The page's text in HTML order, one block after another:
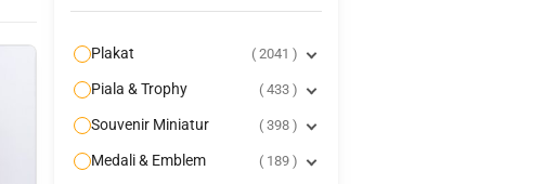
Plakat 2041
Piala & Trophy 433
Souvenir Miniatur 398
Medali & Emblem 189